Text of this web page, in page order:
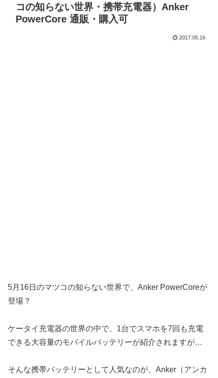
コの知らない世界・携帯充電器）Anker
PowerCore 通販・購入可
2017.05.16
5月16日のマツコの知らない世界で、Anker PowerCoreが
登場？
ケータイ充電器の世界の中で、1台でスマホを7回も充電
できる大容量のモバイルバッテリーが紹介されますが…
そんな携帯バッテリーとして人気なのが、Anker（アンカ